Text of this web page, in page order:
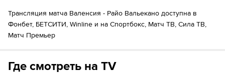
Трансляция матча Валенсия - Райо Вальекано доступна в
Фонбет, БЕТСИТИ, Winline и на Спортбокс, Матч ТВ, Сила ТВ,
Матч Премьер
Где смотреть на TV